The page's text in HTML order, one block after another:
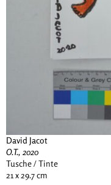
David Jacot
O.T., 2020
Tusche / Tinte
21 x 29.7 cm